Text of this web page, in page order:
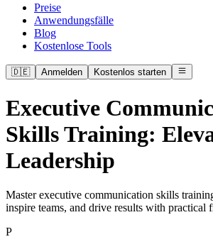
Preise
Anwendungsfälle
Blog
Kostenlose Tools
🇩🇪 Anmelden Kostenlos starten
Executive
Skills Training:
Leadership
Master executive communication skills
inspire teams, and drive results with practical
P